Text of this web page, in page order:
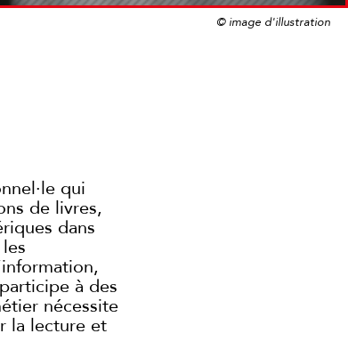
© image d'illustration
qui
de livres,
dans
à des
nécessite
la lecture et